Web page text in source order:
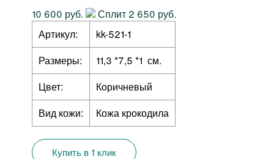
10 600 руб.
Сплит 2 650 руб.
Артикул:
kk-521-1
Размеры:
11,3 *7,5 *1 см.
Цвет:
Коричневый
Вид кожи:
Кожа крокодила
Купить в 1 клик